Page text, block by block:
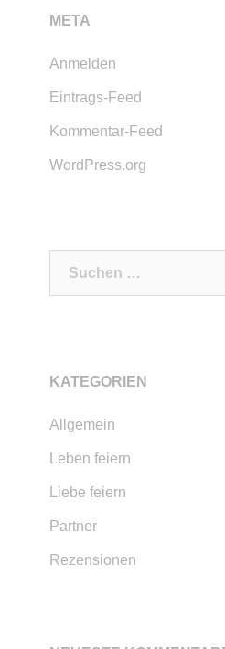
META
Anmelden
Eintrags-Feed
Kommentar-Feed
WordPress.org
KATEGORIEN
Allgemein
Leben feiern
Liebe feiern
Partner
Rezensionen